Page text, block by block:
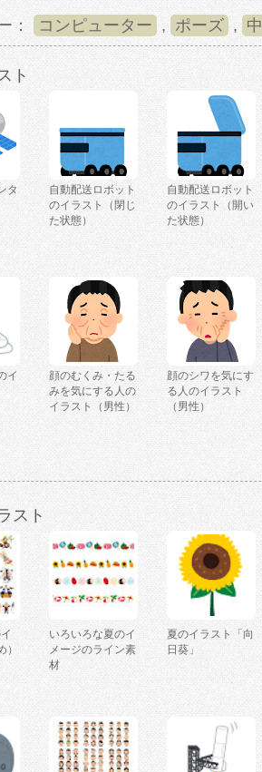
： コンピューター , ポーズ ,
ト
タ
自動配送ロボット
のイラスト（閉じ
た状態）
自動配送ロボット
のイラスト（開い
た状態）
イ
顔のむくみ・たる
みを気にする人の
イラスト（男性）
顔のシワを気にす
る人のイラスト
（男性）
スト
）
いろいろな夏のイ
メージのライン素
材
夏のイラスト「向
日葵」